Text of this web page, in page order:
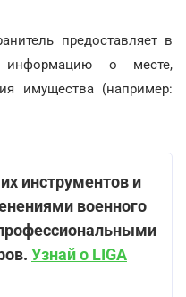
предоставляет в
о месте,
имущества (например:
инструментов и
военного
Узнай о LIGA